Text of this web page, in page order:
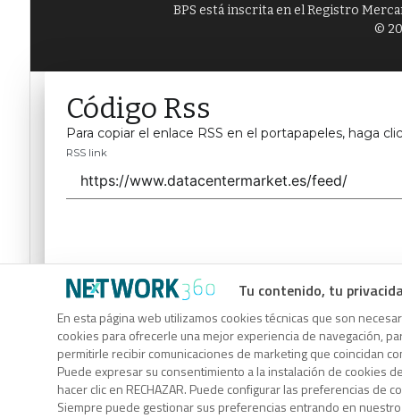
Tu contenido, tu
En esta página web utilizamos cookies técnicas que son
cookies para ofrecerle una mejor experiencia de navegación,
permitirle recibir comunicaciones de marketing que coincidan
Puede expresar su consentimiento a la instalación de cookies
hacer clic en RECHAZAR. Puede configurar las preferencias de
Siempre puede gestionar sus preferencias entrando en nuestro
BPS está inscrita en el Registro
©
Código Rss
Para copiar el enlace RSS en el portapapeles, haga
RSS link
Código Rss
Para copiar el enlace RSS en el portapapeles, haga